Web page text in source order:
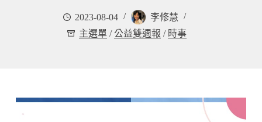
2023-08-04
李修慧
主選單 /公益雙週報 / 時事